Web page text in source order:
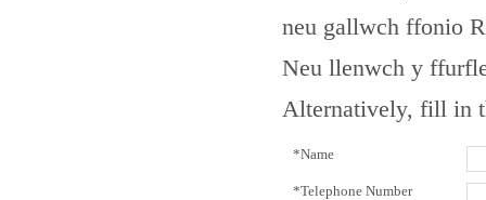
neu gallwch ffonio
Neu llenwch y
Alternatively, fill in
*Name
*Telephone Number